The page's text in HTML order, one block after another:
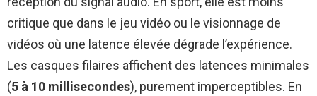
critique que dans le jeu vidéo ou le visionnage de
vidéos où une latence élevée dégrade l’expérience.
Les casques filaires affichent des latences minimales
(5 à 10 millisecondes), purement imperceptibles. En